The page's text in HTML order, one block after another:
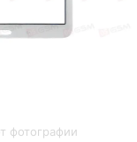
фотографии